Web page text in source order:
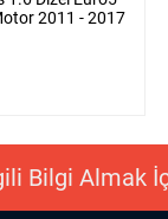
2011 - 2017
Bilgi Almak